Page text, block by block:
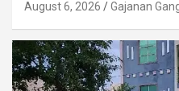
August 6, 2026 Gajanan